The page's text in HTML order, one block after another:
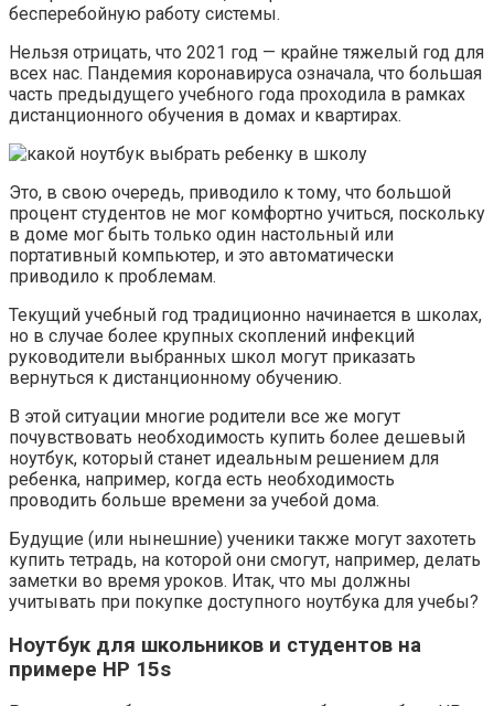
бесперебойную работу системы.
Нельзя отрицать, что 2021 год — крайне тяжелый год для
всех нас. Пандемия коронавируса означала, что большая
часть предыдущего учебного года проходила в рамках
дистанционного обучения в домах и квартирах.
Это, в свою очередь, приводило к тому, что большой
процент студентов не мог комфортно учиться, поскольку
в доме мог быть только один настольный или
портативный компьютер, и это автоматически
приводило к проблемам.
Текущий учебный год традиционно начинается в школах,
но в случае более крупных скоплений инфекций
руководители выбранных школ могут приказать
вернуться к дистанционному обучению.
В этой ситуации многие родители все же могут
почувствовать необходимость купить более дешевый
ноутбук, который станет идеальным решением для
ребенка, например, когда есть необходимость
проводить больше времени за учебой дома.
Будущие (или нынешние) ученики также могут захотеть
купить тетрадь, на которой они смогут, например, делать
заметки во время уроков. Итак, что мы должны
учитывать при покупке доступного ноутбука для учебы?
Ноутбук для школьников и студентов на
примере HP 15s